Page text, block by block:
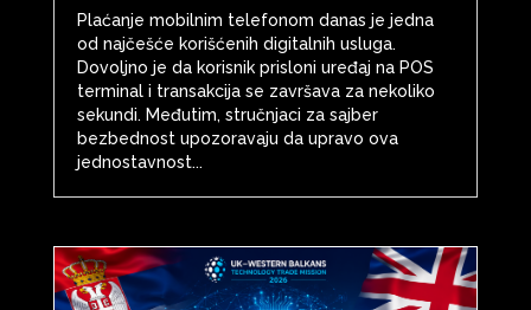
Plaćanje mobilnim telefonom danas je jedna
od najčešće korišćenih digitalnih usluga.
Dovoljno je da korisnik prisloni uređaj na POS
terminal i transakcija se završava za nekoliko
sekundi. Međutim, stručnjaci za sajber
bezbednost upozoravaju da upravo ova
jednostavnost...